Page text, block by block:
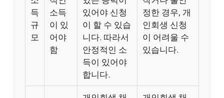
득
규
모
소득
이 있
어야
함
있어야 신청
이 할 수 있습
니다. 따라서
안정적인 소
득이 있어야
합니다.
정한 경우, 개
인회생 신청
이 어려울 수
있습니다.